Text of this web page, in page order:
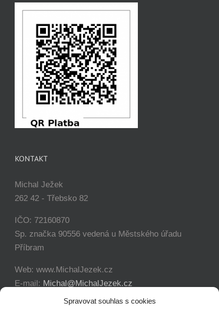
Spravovat souhlas s cookies
KONTAKT
Michal Ježek
262 42 - Třebsko 82
IČO: 72160870
Sp. značka 90556 vedená u Městského úřadu
Příbram
Web: www.MichalJezek.cz
E-mail: Michal@MichalJezek.cz
+420 777 346 649